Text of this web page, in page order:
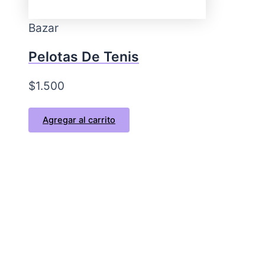
Bazar
Pelotas De Tenis
$1.500
Agregar al carrito